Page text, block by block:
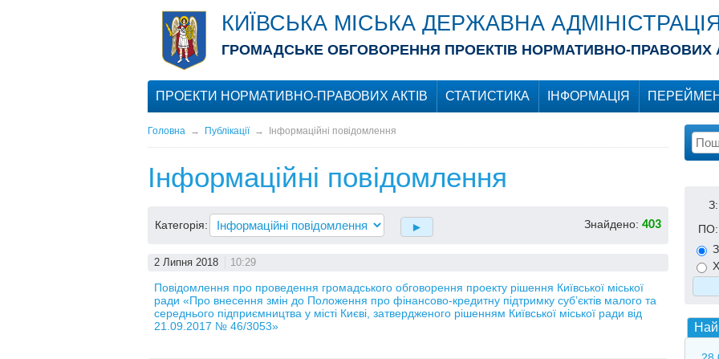
КИЇВСЬКА МІСЬКА ДЕРЖАВНА
ГРОМАДСЬКЕ ОБГОВОРЕННЯ ПРОЕКТІВ НОРМАТИВНО-ПРАВОВИХ
ПРОЕКТИ НОРМАТИВНО-ПРАВОВИХ АКТІВ СТАТИСТИКА ІНФОРМАЦІЯ
Головна→ Публікації→ Інформаційні повідомлення
Інформаційні повідомлення
Категорія: Знайдено: 403
2 Липня 2018 10:29
Повідомлення про проведення громадського обговорення проекту рішення Київської міської
ради «Про внесення змін до Положення про фінансово-кредитну підтримку суб’єктів малого та
середнього підприємництва у місті Києві, затвердженого рішенням Київської міської ради від
21.09.2017 № 46/3053»
З:
ПО: